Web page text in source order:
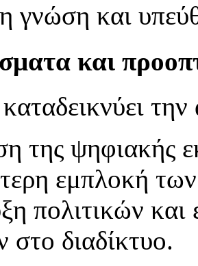
γνώση και
και
της ψηφιακής
εμπλοκή
πολιτικών
στο διαδίκτυο.